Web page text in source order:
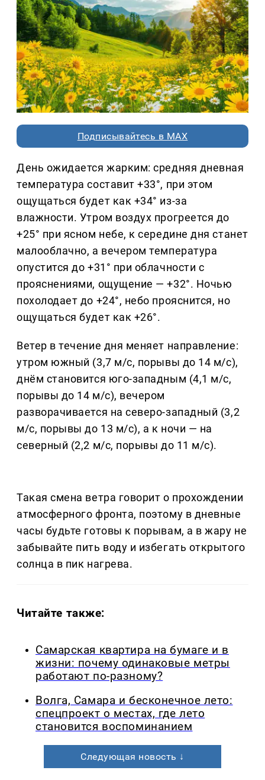
Подписывайтесь в MAX
День ожидается жарким: средняя дневная
температура составит +33°, при этом
ощущаться будет как +34° из-за
влажности. Утром воздух прогреется до
+25° при ясном небе, к середине дня станет
малооблачно, а вечером температура
опустится до +31° при облачности с
прояснениями, ощущение — +32°. Ночью
похолодает до +24°, небо прояснится, но
ощущаться будет как +26°.
Ветер в течение дня меняет направление:
утром южный (3,7 м/с, порывы до 14 м/с),
днём становится юго-западным (4,1 м/с,
порывы до 14 м/с), вечером
разворачивается на северо-западный (3,2
м/с, порывы до 13 м/с), а к ночи — на
северный (2,2 м/с, порывы до 11 м/с).
Такая смена ветра говорит о прохождении
атмосферного фронта, поэтому в дневные
часы будьте готовы к порывам, а в жару не
забывайте пить воду и избегать открытого
солнца в пик нагрева.
Читайте также:
Самарская квартира на бумаге и в
жизни: почему одинаковые метры
работают по-разному?
Волга, Самара и бесконечное лето:
спецпроект о местах, где лето
становится воспоминанием
Следующая новость ↓